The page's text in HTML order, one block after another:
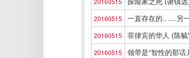
20160515 一直存在的……另
20160515 菲律宾的华人 (陈
20160515 领带是“智性的那话